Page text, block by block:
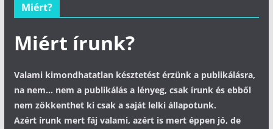
Miért?
Miért írunk?
Valami kimondhatatlan késztetést érzünk a publikálásra,
na nem... nem a publikálás a lényeg, csak írunk és ebből
nem zökkenthet ki csak a saját lelki állapotunk.
Azért írunk mert fáj valami, azért is mert éppen jó, de